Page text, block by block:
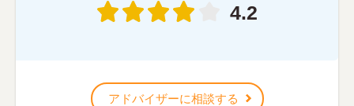
4.2
アドバイザーに相談する